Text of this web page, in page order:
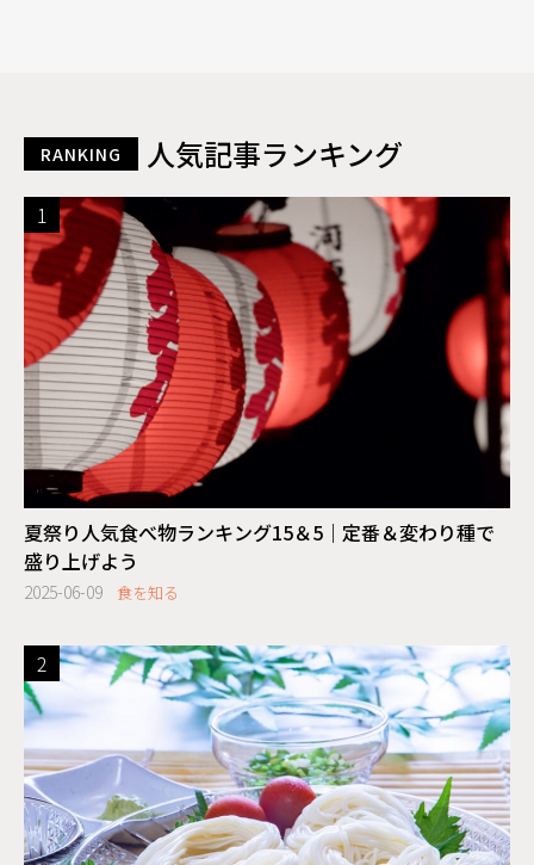
RANKING 人気記事ランキング
夏祭り人気食べ物ランキング15＆5｜定番＆変わり種で
盛り上げよう
2025-06-09 食を知る